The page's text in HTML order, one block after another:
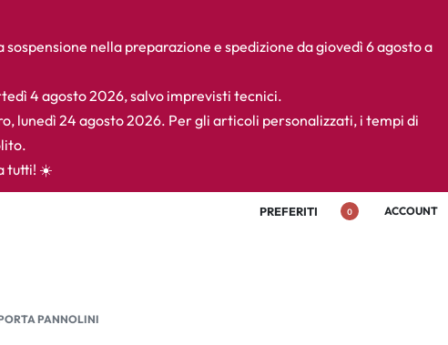
nella preparazione e spedizione da giovedì 6 agosto a
4 agosto 2026, salvo imprevisti tecnici.
lunedì 24 agosto 2026. Per gli articoli personalizzati, i tempi di
tutti! ☀️
PREFERITI 0 ACCOUNT
PANNOLINI